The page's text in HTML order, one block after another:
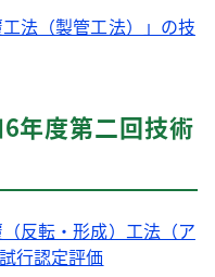
法（製管工法）」の技
年度第二回技術
反転・形成）工法（ア
行認定評価